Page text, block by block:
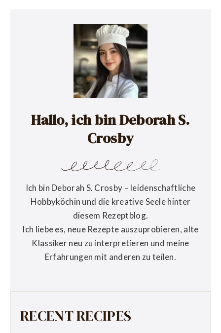
Hallo, ich bin Deborah S.
Crosby
Ich bin Deborah S. Crosby – leidenschaftliche
Hobbyköchin und die kreative Seele hinter
diesem Rezeptblog.
Ich liebe es, neue Rezepte auszuprobieren, alte
Klassiker neu zu interpretieren und meine
Erfahrungen mit anderen zu teilen.
RECENT RECIPES